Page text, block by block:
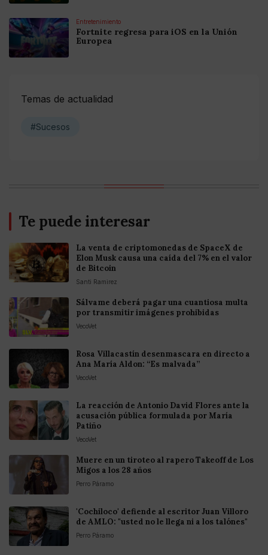
Entretenimiento
Fortnite regresa para iOS en la Unión
Europea
Temas de actualidad
#Sucesos
Te puede interesar
La venta de criptomonedas de SpaceX de
Elon Musk causa una caída del 7% en el valor
de Bitcoin
Santi Ramirez
Sálvame deberá pagar una cuantiosa multa
por transmitir imágenes prohibidas
VecoVet
Rosa Villacastín desenmascara en directo a
Ana María Aldon: “Es malvada”
VecoVet
La reacción de Antonio David Flores ante la
acusación pública formulada por María
Patiño
VecoVet
Muere en un tiroteo al rapero Takeoff de Los
Migos a los 28 años
Perro Páramo
'Cochiloco' defiende al escritor Juan Villoro
de AMLO: "usted no le llega ni a los talónes"
Perro Páramo